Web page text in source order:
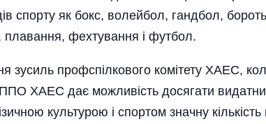
спорту як бокс, волейбол, ганд­бол,
плавання, фехтування і футбол.
зусиль профспілкового комітету ХАЕС,
ХАЕС дає можливість досягати видатних
культурою і спортом значну